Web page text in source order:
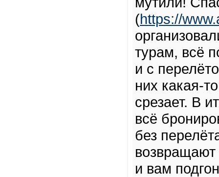
(https://
турам, всё
и с
них какая-
срезает. В
всё
без
возвращают
и вам